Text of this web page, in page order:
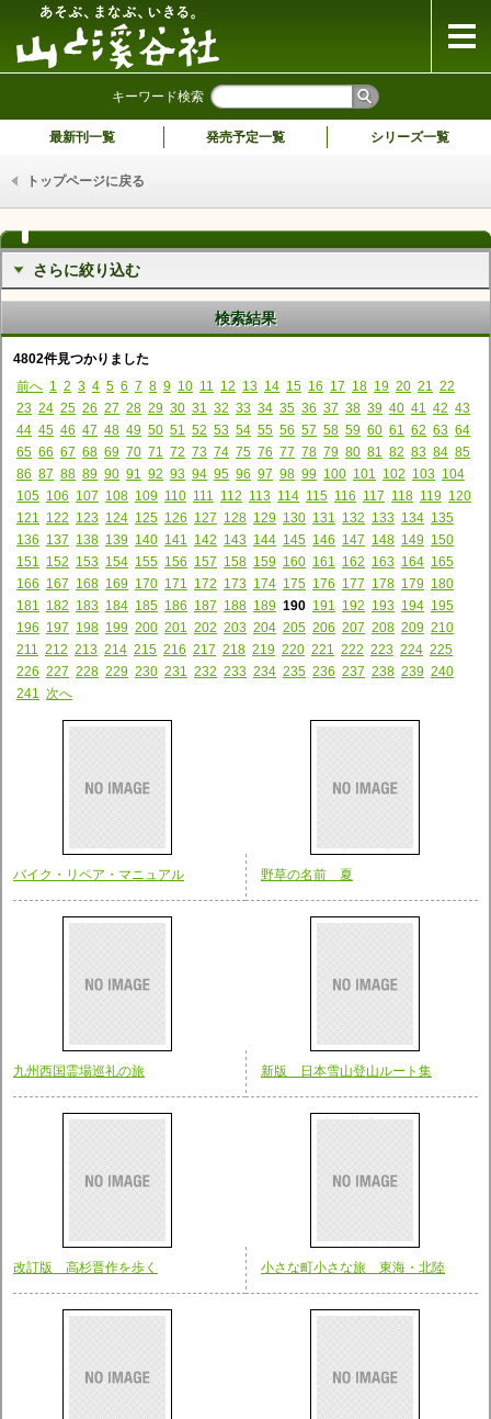
キーワード検索
最新刊一覧 発売予定一覧 シリーズ一覧
トップページに戻る
さらに絞り込む
検索結果
4802件見つかりました
前へ 1 2 3 4 5 6 7 8 9 10 11 12 13 14 15 16 17 18 19 20 21
22
23 24 25 26 27 28 29 30 31 32 33 34 35 36 37 38 39 40 41 42 43
44 45 46 47 48 49 50 51 52 53 54 55 56 57 58 59 60 61 62 63 64
65 66 67 68 69 70 71 72 73 74 75 76 77 78 79 80 81 82 83 84 85
86 87 88 89 90 91 92 93 94 95 96 97 98 99 100 101 102 103 104
105 106 107 108 109 110 111 112 113 114 115 116 117 118 119 120
121
122 123 124 125 126 127 128 129 130 131 132 133 134 135
136 137 138 139 140 141 142 143 144 145 146 147 148 149 150
151
152 153 154 155 156 157 158 159 160 161 162 163 164 165
166 167 168 169 170 171 172 173 174 175 176 177 178 179 180
181
182 183 184 185 186 187 188 189 190 191 192 193 194 195
196 197 198 199 200 201 202 203 204 205 206 207 208 209 210
211
212 213 214 215 216 217 218 219 220 221 222 223 224 225
226 227 228 229 230 231 232 233 234 235 236 237 238 239 240
241
次へ
バイク・リペア・マニュアル 野草の名前 夏
九州西国霊場巡礼の旅 新版 日本雪山登山ルート集
改訂版 高杉晋作を歩く 小さな町小さな旅 東海・北陸